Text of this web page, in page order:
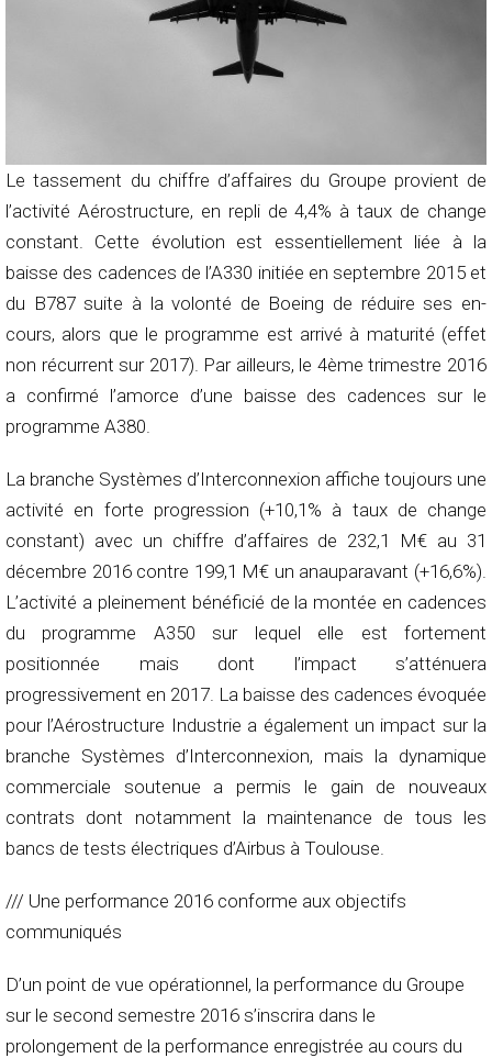
Le tassement du chiffre d’affaires du Groupe provient de
l’activité Aérostructure, en repli de 4,4% à taux de change
constant. Cette évolution est essentiellement liée à la
baisse des cadences de l’A330 initiée en septembre 2015 et
du B787 suite à la volonté de Boeing de réduire ses en-
cours, alors que le programme est arrivé à maturité (effet
non récurrent sur 2017). Par ailleurs, le 4ème trimestre 2016
a confirmé l’amorce d’une baisse des cadences sur le
programme A380.
La branche Systèmes d’Interconnexion affiche toujours une
activité en forte progression (+10,1% à taux de change
constant) avec un chiffre d’affaires de 232,1 M€ au 31
décembre 2016 contre 199,1 M€ un anauparavant (+16,6%).
L’activité a pleinement bénéficié de la montée en cadences
du programme A350 sur lequel elle est fortement
positionnée mais dont l’impact s’atténuera
progressivement en 2017. La baisse des cadences évoquée
pour l’Aérostructure Industrie a également un impact sur la
branche Systèmes d’Interconnexion, mais la dynamique
commerciale soutenue a permis le gain de nouveaux
contrats dont notamment la maintenance de tous les
bancs de tests électriques d’Airbus à Toulouse.
/// Une performance 2016 conforme aux objectifs
communiqués
D’un point de vue opérationnel, la performance du Groupe
sur le second semestre 2016 s’inscrira dans le
prolongement de la performance enregistrée au cours du